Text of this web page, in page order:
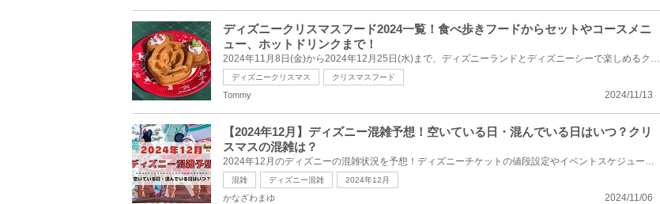
ディズニークリスマスフード2024一覧！食べ歩きフードからセットやコースメニ
ュー、ホットドリンクまで！
2024年11月8日(金)から2024年12月25日(水)まで、ディズニーランドとディズニーシーで楽しめるクリスマス...
ディズニークリスマス クリスマスフード
2024/11/13
Tommy
【2024年12月】ディズニー混雑予想！空いている日・混んでいる日はいつ？クリ
スマスの混雑は？
2024年12月のディズニーの混雑状況を予想！ディズニーチケットの値段設定やイベントスケジュールをもと...
混雑 ディズニー混雑 2024年12月
2024/11/06
かなざわまゆ